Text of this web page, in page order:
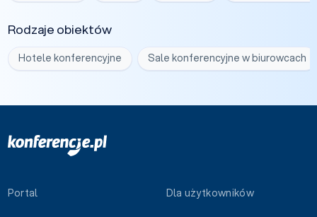
Rodzaje obiektów
Hotele konferencyjne Sale konferencyjne w biurowcach
Portal Dla użytkowników